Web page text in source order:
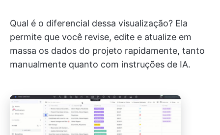
Qual é o diferencial dessa visualização? Ela
permite que você revise, edite e atualize em
massa os dados do projeto rapidamente, tanto
manualmente quanto com instruções de IA.